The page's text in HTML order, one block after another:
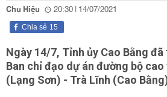
Chu Hiệu 20:30 | 14/07/2021
15
Chia sẻ
Ngày 14/7, Tỉnh ủy Cao Bằng
Ban chỉ đạo dự án đường bộ
(Lạng Sơn) - Trà Lĩnh (Cao